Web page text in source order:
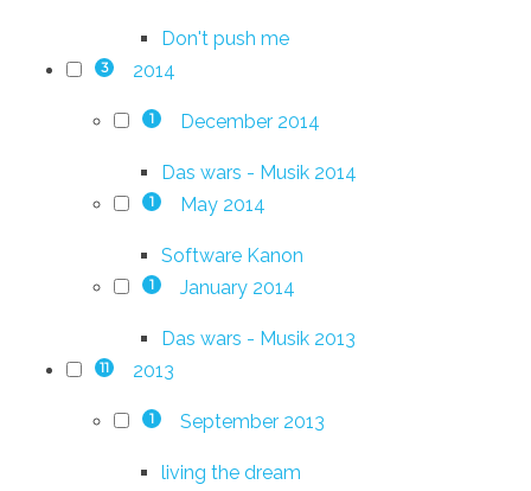
Don't push me
3 2014
1 December 2014
Das wars - Musik 2014
1 May 2014
Software Kanon
1 January 2014
Das wars - Musik 2013
11 2013
1 September 2013
living the dream